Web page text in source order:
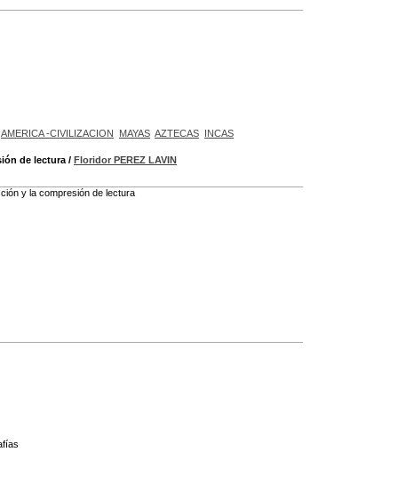
AMERICA -CIVILIZACION MAYAS AZTECAS INCAS
de lectura / Floridor PEREZ LAVIN
y la compresión de lectura